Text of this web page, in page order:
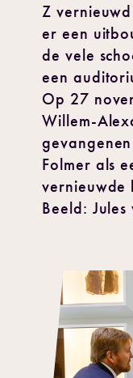
Z
er een
de vele
een
Op 27
Willem-
Folmer als
vernieuwde
Beeld: